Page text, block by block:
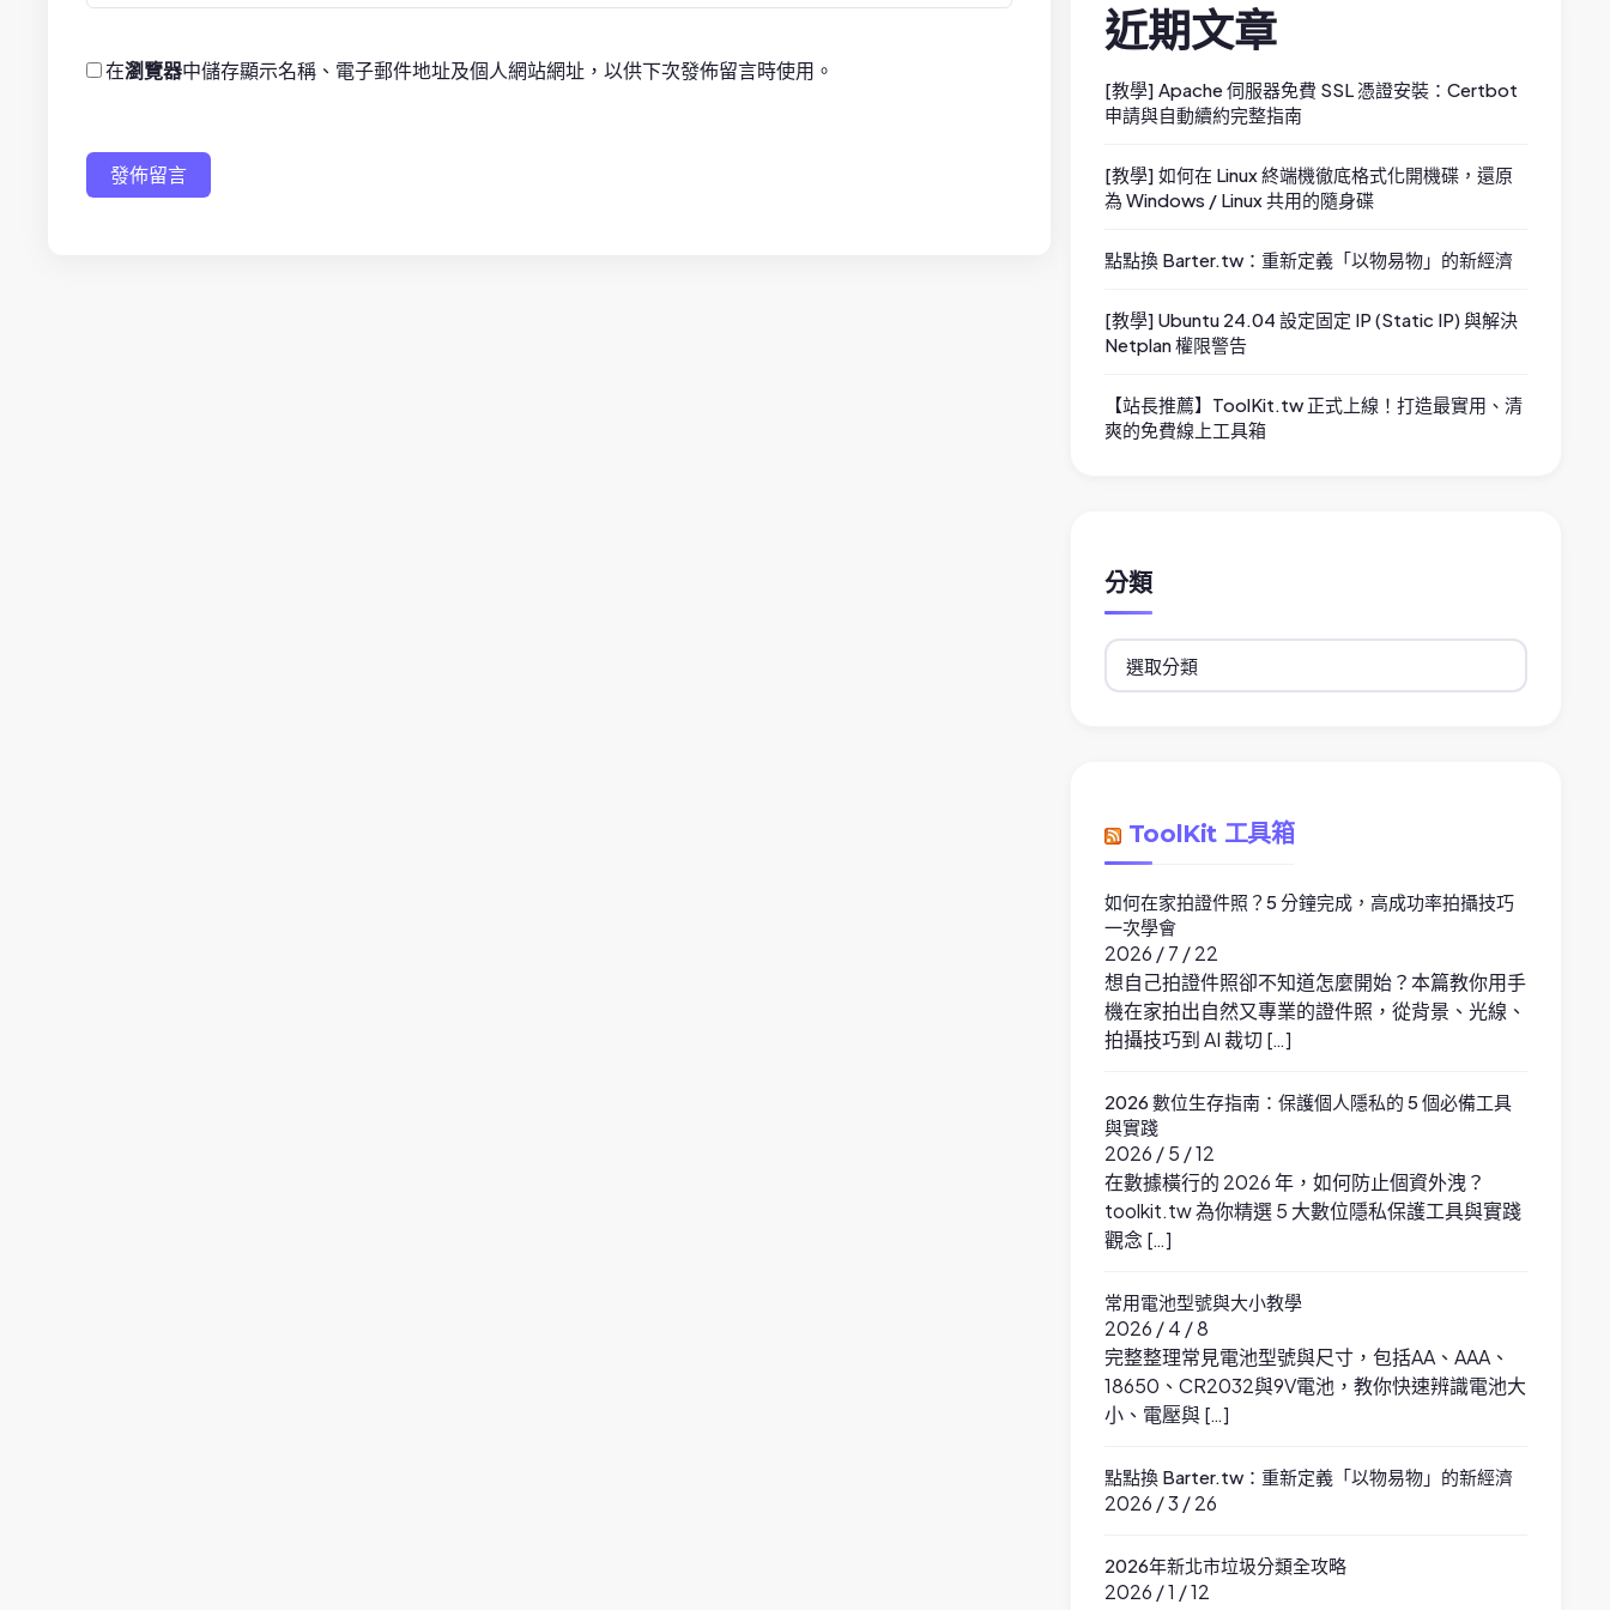
在瀏覽器中儲存顯示名稱、電子郵件地址及個人網站網址，以供下次發佈留言時使用。
發佈留言
近期文章
[教學] Apache 伺服器免費 SSL 憑證安裝：Certbot
申請與自動續約完整指南
[教學] 如何在 Linux 終端機徹底格式化開機碟，還原
為 Windows / Linux 共用的隨身碟
點點換 Barter.tw：重新定義「以物易物」的新經濟
[教學] Ubuntu 24.04 設定固定 IP (Static IP) 與解決
Netplan 權限警告
【站長推薦】ToolKit.tw 正式上線！打造最實用、清
爽的免費線上工具箱
分類
分
類
ToolKit 工具箱
如何在家拍證件照？5 分鐘完成，高成功率拍攝技巧
一次學會
2026 / 7 / 22
想自己拍證件照卻不知道怎麼開始？本篇教你用手
機在家拍出自然又專業的證件照，從背景、光線、
拍攝技巧到 AI 裁切 […]
2026 數位生存指南：保護個人隱私的 5 個必備工具
與實踐
2026 / 5 / 12
在數據橫行的 2026 年，如何防止個資外洩？
toolkit.tw 為你精選 5 大數位隱私保護工具與實踐
觀念 […]
常用電池型號與大小教學
2026 / 4 / 8
完整整理常見電池型號與尺寸，包括AA、AAA、
18650、CR2032與9V電池，教你快速辨識電池大
小、電壓與 […]
點點換 Barter.tw：重新定義「以物易物」的新經濟
2026 / 3 / 26
2026年新北市垃圾分類全攻略
2026 / 1 / 12